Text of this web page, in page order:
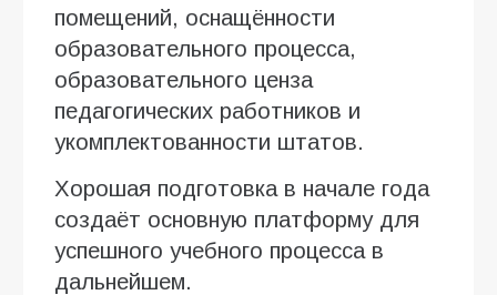
помещений, оснащённости
образовательного процесса,
образовательного ценза
педагогических работников и
укомплектованности штатов.
Хорошая подготовка в начале года
создаёт основную платформу для
успешного учебного процесса в
дальнейшем.